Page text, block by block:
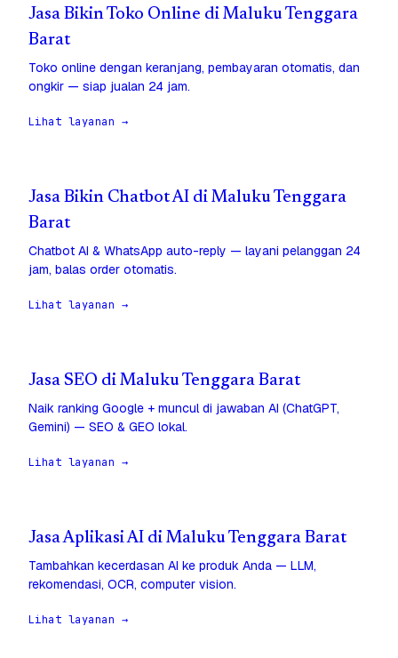
Jasa Bikin Toko Online di Maluku Tenggara
Barat
Toko online dengan keranjang, pembayaran otomatis, dan
ongkir — siap jualan 24 jam.
Lihat layanan →
Jasa Bikin Chatbot AI di Maluku Tenggara
Barat
Chatbot AI & WhatsApp auto-reply — layani pelanggan 24
jam, balas order otomatis.
Lihat layanan →
Jasa SEO di Maluku Tenggara Barat
Naik ranking Google + muncul di jawaban AI (ChatGPT,
Gemini) — SEO & GEO lokal.
Lihat layanan →
Jasa Aplikasi AI di Maluku Tenggara Barat
Tambahkan kecerdasan AI ke produk Anda — LLM,
rekomendasi, OCR, computer vision.
Lihat layanan →